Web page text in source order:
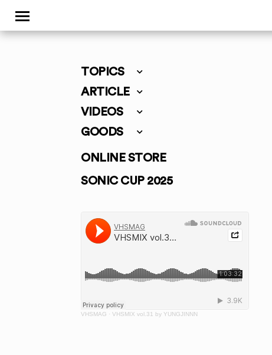
TOPICS
ARTICLE
VIDEOS
GOODS
ONLINE STORE
SONIC CUP 2025
VHSMAG · VHSMIX vol.31 by YUNGJINNN